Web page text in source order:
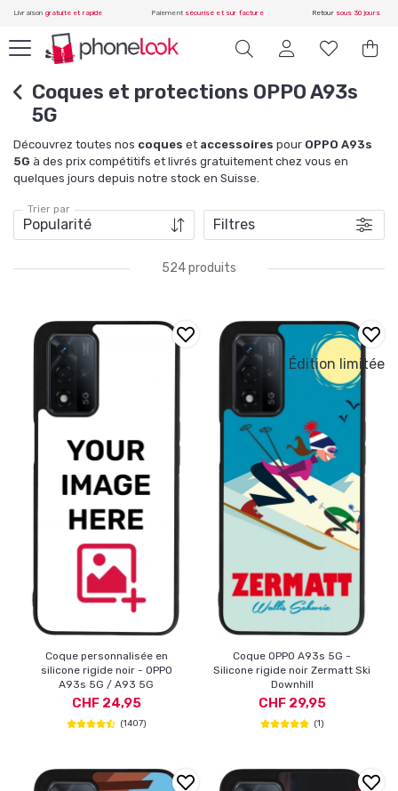
Livraison gratuite et rapide Paiement sécurisé et sur facture Retour sous 30 jours
Coques et protections OPPO A93s
5G
Découvrez toutes nos coques et accessoires pour OPPO A93s
5G à des prix compétitifs et livrés gratuitement chez vous en
quelques jours depuis notre stock en Suisse.
Trier par
Filtres
524 produits
Coque personnalisée en
silicone rigide noir - OPPO
A93s 5G / A93 5G
CHF 24,95
(1407)
Coque OPPO A93s 5G -
Silicone rigide noir Zermatt Ski
Downhill
CHF 29,95
(1)
Édition limitée